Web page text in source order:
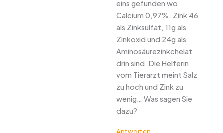
eins gefunden wo
Calcium 0,97%, Zink 46
als Zinksulfat, 11g als
Zinkoxid und 24g als
Aminosäurezinkchelat
drin sind. Die Helferin
vom Tierarzt meint Salz
zu hoch und Zink zu
wenig… Was sagen Sie
dazu?
Antworten